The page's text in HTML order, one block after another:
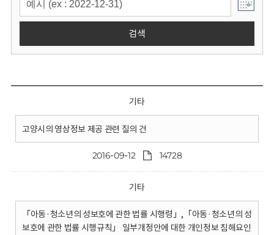
검색
기타
고양시의 영상정보 제공 관련 질의 건
2016-09-12 14728
기타
「아동·청소년의 성보호에 관한 법률 시행령」,「아동·청소년의 성
보호에 관한 법률 시행규칙」 일부개정안에 대한 개인정보 침해요인